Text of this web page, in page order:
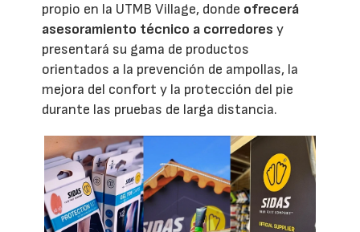
propio en la UTMB Village, donde ofrecerá
asesoramiento técnico a corredores y
presentará su gama de productos
orientados a la prevención de ampollas, la
mejora del confort y la protección del pie
durante las pruebas de larga distancia.